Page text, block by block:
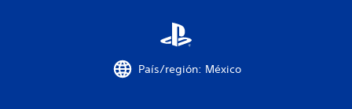
País/región: México